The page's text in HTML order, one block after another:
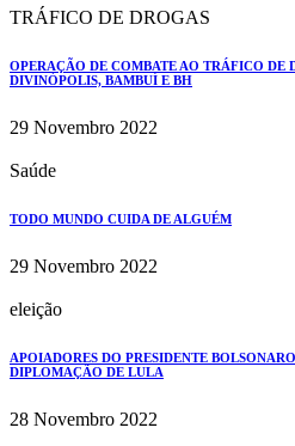
TRÁFICO DE DROGAS
OPERAÇÃO DE COMBATE AO TRÁFICO DE
DIVINÓPOLIS, BAMBUÍ E BH
29 Novembro 2022
Saúde
TODO MUNDO CUIDA DE ALGUÉM
29 Novembro 2022
eleição
APOIADORES DO PRESIDENTE
DIPLOMAÇÃO DE LULA
28 Novembro 2022